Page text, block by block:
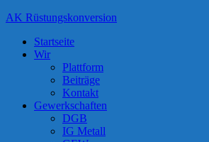
Zum
springen
AK Rüstungskonversion
Startseite
Wir
Plattform
Beiträge
Kontakt
Gewerkschaften
DGB
IG Metall